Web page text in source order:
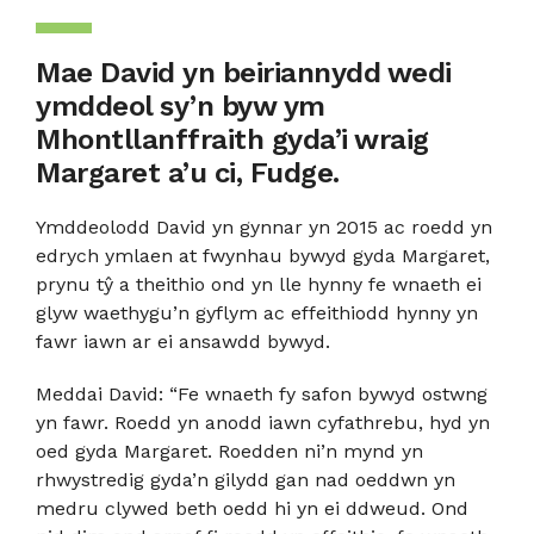
Mae David yn beiriannydd wedi
ymddeol sy’n byw ym
Mhontllanffraith gyda’i wraig
Margaret a’u ci, Fudge.
Ymddeolodd David yn gynnar yn 2015 ac roedd yn
edrych ymlaen at fwynhau bywyd gyda Margaret,
prynu tŷ a theithio ond yn lle hynny fe wnaeth ei
glyw waethygu’n gyflym ac effeithiodd hynny yn
fawr iawn ar ei ansawdd bywyd.
Meddai David: “Fe wnaeth fy safon bywyd ostwng
yn fawr. Roedd yn anodd iawn cyfathrebu, hyd yn
oed gyda Margaret. Roedden ni’n mynd yn
rhwystredig gyda’n gilydd gan nad oeddwn yn
medru clywed beth oedd hi yn ei ddweud. Ond